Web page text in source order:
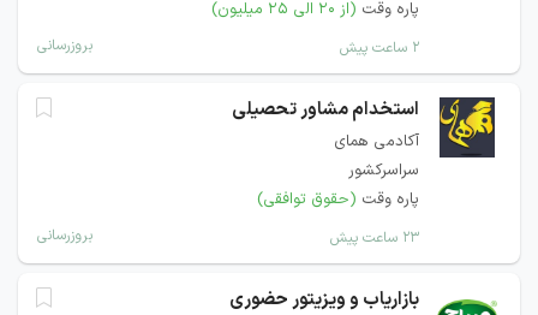
پاره وقت (از ۲۰ الی ۲۵ میلیون)
۲ ساعت پیش بروزرسانی
استخدام مشاور تحصیلی
آکادمی همای
سراسرکشور
پاره وقت (حقوق توافقی)
۲۳ ساعت پیش بروزرسانی
بازاریاب و ویزیتور حضوری